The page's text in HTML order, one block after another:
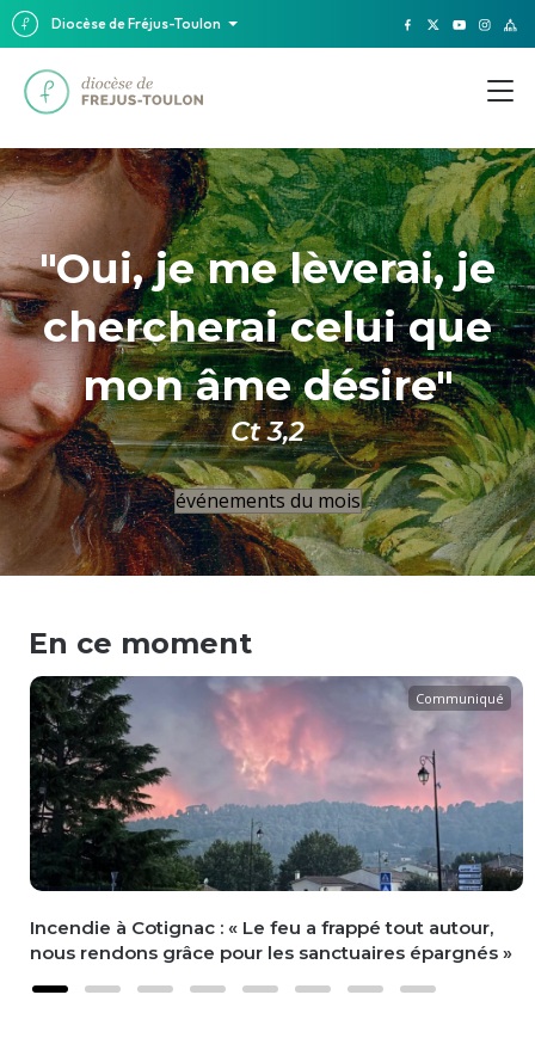
Diocèse de Fréjus-Toulon
"Oui, je me lèverai, je
chercherai celui que
mon âme désire"
Ct 3,2
événements du mois
En ce moment
Communiqué
Incendie à Cotignac : « Le feu a frappé tout autour,
nous rendons grâce pour les sanctuaires épargnés »